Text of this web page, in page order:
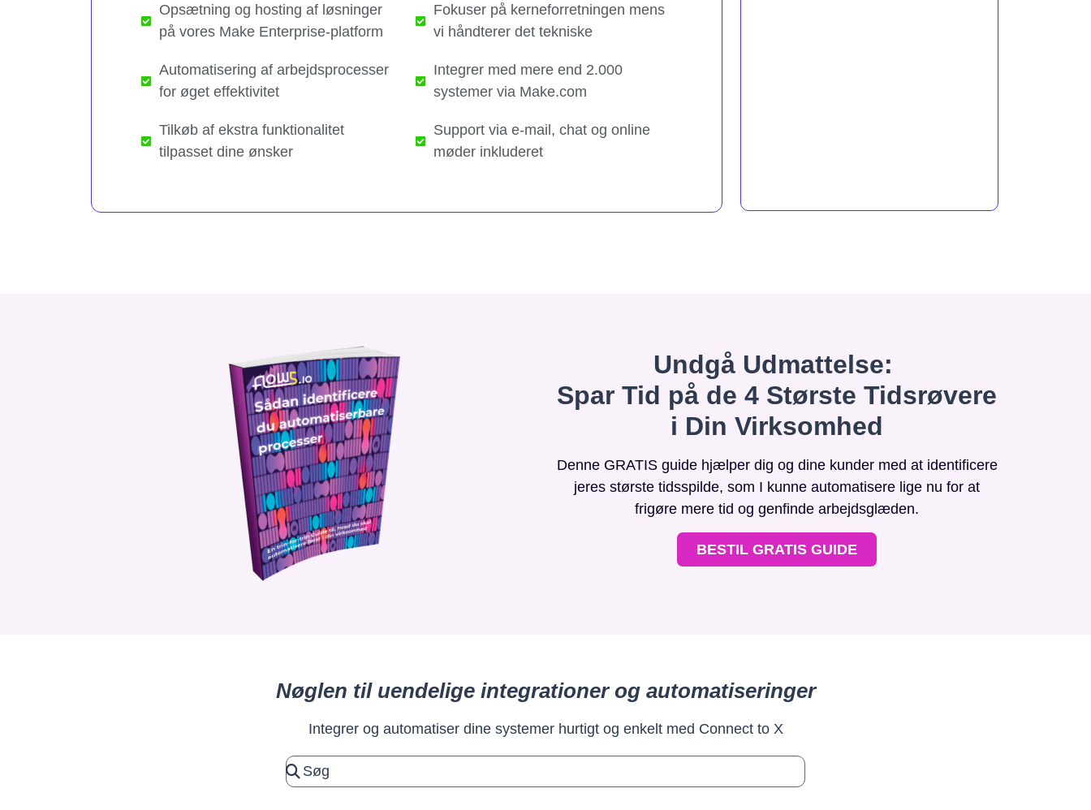
Opsætning og hosting af løsninger
på vores Make Enterprise-platform
Automatisering af arbejdsprocesser
for øget effektivitet
Tilkøb af ekstra funktionalitet
tilpasset dine ønsker​
Fokuser på kerneforretningen mens
vi håndterer det tekniske​
Integrer med mere end 2.000
systemer via Make.com
Support via e-mail, chat og online
møder inkluderet
Undgå Udmattelse:
Spar Tid på de 4 Største Tidsrøvere
i Din Virksomhed
Denne GRATIS guide hjælper dig og dine kunder med at identificere
jeres største tidsspilde, som I kunne automatisere lige nu for at
frigøre mere tid og genfinde arbejdsglæden.
BESTIL GRATIS GUIDE
Nøglen til uendelige integrationer og automatiseringer
Integrer og automatiser dine systemer hurtigt og enkelt med Connect to X